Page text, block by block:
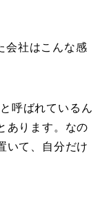
会社はこんな感
呼ばれているん
あります。なの
いて、自分だけ